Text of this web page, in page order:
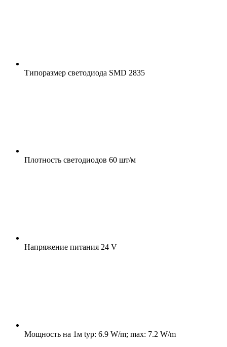
Типоразмер светодиода SMD 2835
Плотность светодиодов 60 шт/м
Напряжение питания 24 V
Мощность на 1м typ: 6.9 W/m; max: 7.2 W/m